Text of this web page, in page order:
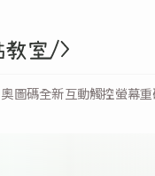
奧圖碼全新互動觸控螢幕